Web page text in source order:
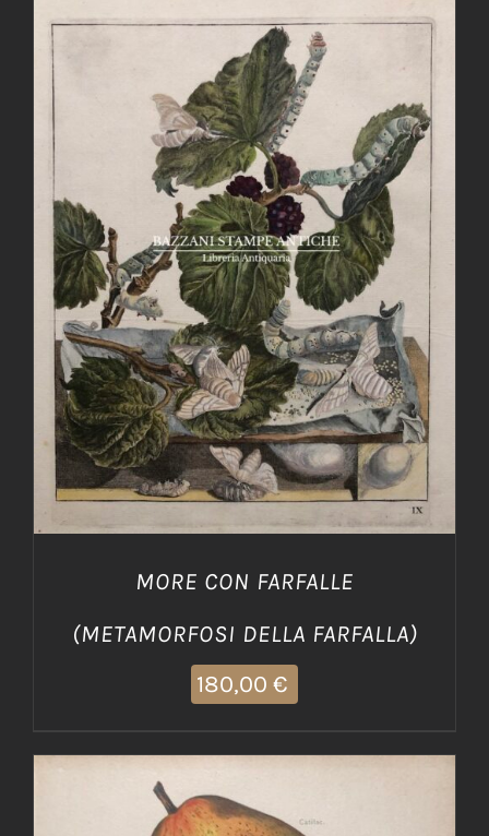
AGGIUNGI AL CARRELLO / DETTAGLI
MORE CON FARFALLE
(METAMORFOSI DELLA FARFALLA)
180,00 €